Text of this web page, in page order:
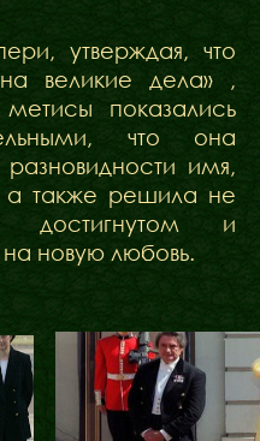
утверждая, что
на великие дела» ,
показались
что она
имя,
а также решила не
достигнутом и
новую любовь.